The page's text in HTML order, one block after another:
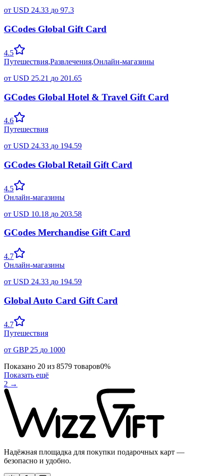
от USD 24.33 до 97.3
GCodes Global Gift Card
4.5
Путешествия,Развлечения,Онлайн-магазины
от USD 25.21 до 201.65
GCodes Global Hotel & Travel Gift Card
4.6
Путешествия
от USD 24.33 до 194.59
GCodes Global Retail Gift Card
4.5
Онлайн-магазины
от USD 10.18 до 203.58
GCodes Merchandise Gift Card
4.7
Онлайн-магазины
от USD 24.33 до 194.59
Global Auto Card Gift Card
4.7
Путешествия
от GBP 25 до 1000
Показано 20 из 8579 товаров0%
Показать ещё
2 →
Надёжная площадка для покупки подарочных карт —
безопасно и удобно.